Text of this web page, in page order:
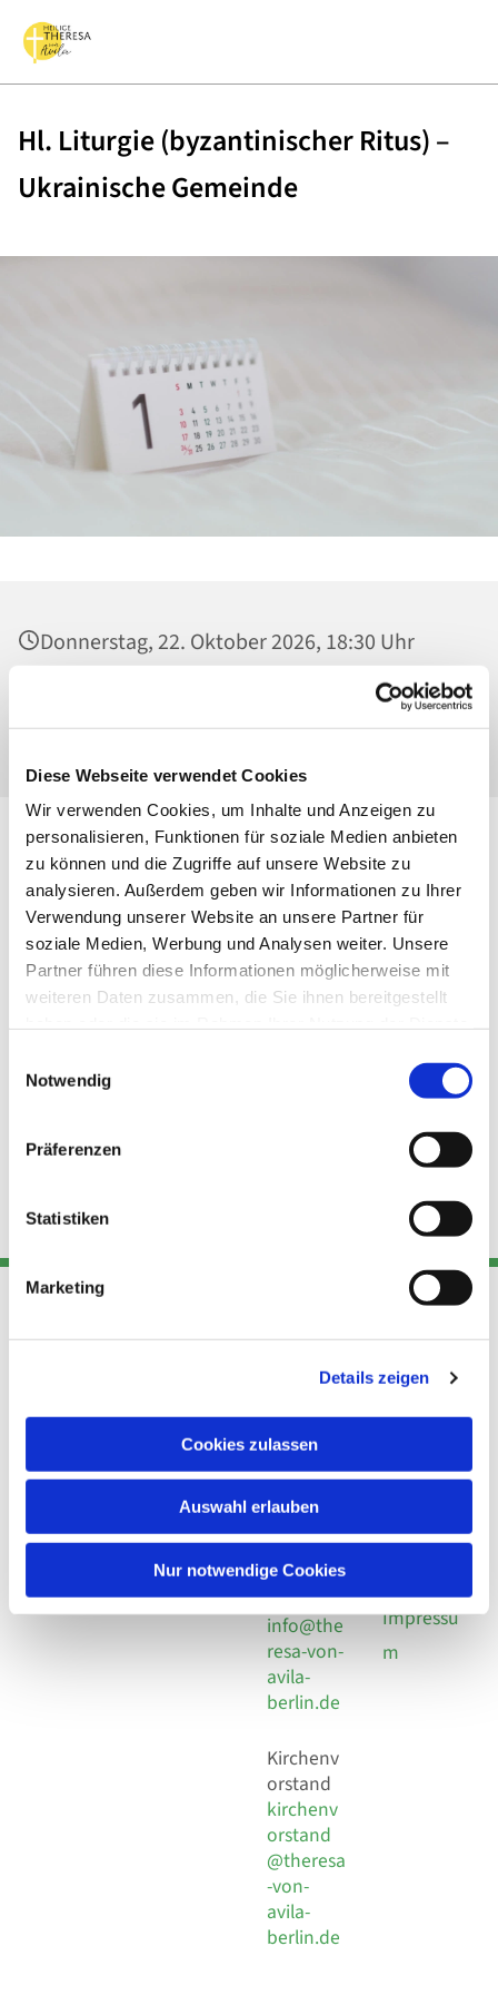
Diese Webseite verwendet Cookies
Wir verwenden Cookies, um Inhalte und Anzeigen zu
personalisieren, Funktionen für soziale Medien anbieten
zu können und die Zugriffe auf unsere Website zu
analysieren. Außerdem geben wir Informationen zu Ihrer
Verwendung unserer Website an unsere Partner für
soziale Medien, Werbung und Analysen weiter. Unsere
Partner führen diese Informationen möglicherweise mit
weiteren Daten zusammen, die Sie ihnen bereitgestellt
Notwendig
Präferenzen
Statistiken
Marketing
Details zeigen
Cookies zulassen
Auswahl erlauben
Nur notwendige Cookies
Hl. Liturgie (byzantinischer Ritus) –
Ukrainische Gemeinde
Donnerstag, 22. Oktober 2026, 18:30 Uhr
Heilig Kreuz, Kirche, Malchower Weg 22-24,
13053 Berlin
Adresse
Kirchengemeinde Pfarrei
Hl. Theresa von Avila Berlin
Nordost
Leitender Pfarrer - Norbert
Pomplun
13086 Berlin
Kont
Telefon
+49 30
924 64 28
30 924 54
18
E-Mail
info@the
resa-von-
avila-
berlin.de
Kirchenv
orstand
kirchenv
orstand
@theresa
-von-
avila-
berlin.de
Links
Datensch
Datensch
Social
Impressu
m